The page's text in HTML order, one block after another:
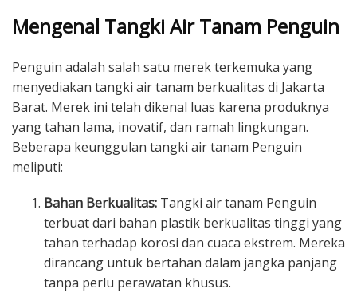
Mengenal Tangki Air Tanam Penguin
Penguin adalah salah satu merek terkemuka yang
menyediakan tangki air tanam berkualitas di Jakarta
Barat. Merek ini telah dikenal luas karena produknya
yang tahan lama, inovatif, dan ramah lingkungan.
Beberapa keunggulan tangki air tanam Penguin
meliputi:
Bahan Berkualitas: Tangki air tanam Penguin
terbuat dari bahan plastik berkualitas tinggi yang
tahan terhadap korosi dan cuaca ekstrem. Mereka
dirancang untuk bertahan dalam jangka panjang
tanpa perlu perawatan khusus.